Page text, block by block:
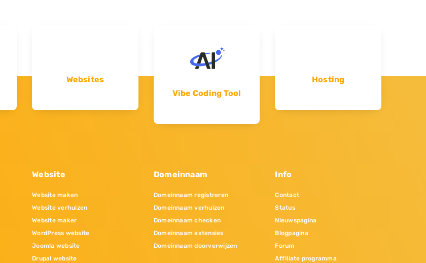
Websites
Vibe Coding Tool
Hosting
Website
Website maken
Website verhuizen
Website maker
WordPress website
Joomla website
Drupal website
Domeinnaam
Domeinnaam registreren
Domeinnaam verhuizen
Domeinnaam checken
Domeinnaam extensies
Domeinnaam doorverwijzen
Info
Contact
Status
Nieuwspagina
Blogpagina
Forum
Affiliate programma